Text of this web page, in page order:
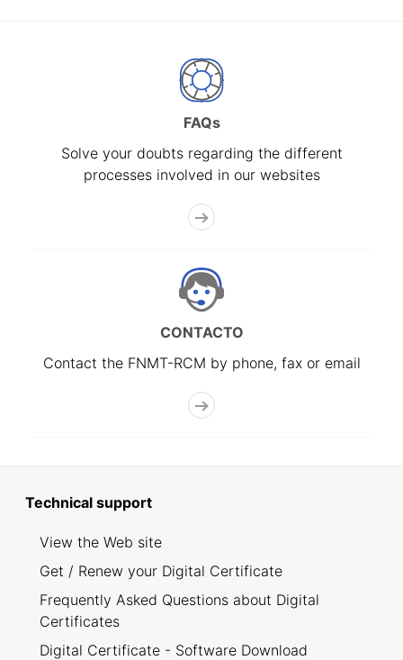
FAQs
Solve your doubts regarding the different
processes involved in our websites
CONTACTO
Contact the FNMT-RCM by phone, fax or email
Technical support
View the Web site
Get / Renew your Digital Certificate
Frequently Asked Questions about Digital
Certificates
Digital Certificate - Software Download